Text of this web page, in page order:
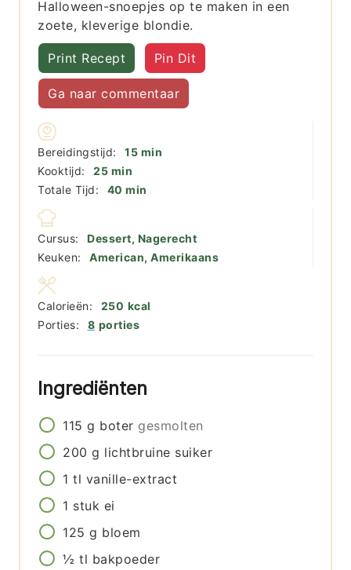
Halloween-snoepjes op te maken in een
zoete, kleverige blondie.
Print Recept Pin Dit
Ga naar commentaar
Bereidingstijd: 15minuten
min
Kooktijd:
25minuten
min
Totale Tijd:
40 minuten
min
Cursus:
Dessert, Nagerecht
Keuken:
American, Amerikaans
Porties: 8 porties
Calorieën: 250 kcal
Ingrediënten
115 g boter gesmolten
200 g lichtbruine suiker
1 tl vanille-extract
1 stuk ei
125 g bloem
½ tl bakpoeder